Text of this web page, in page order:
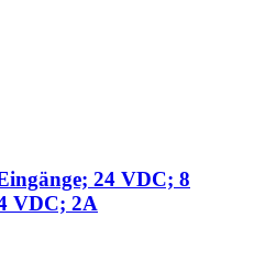
24 VDC; 8
VDC; 2A